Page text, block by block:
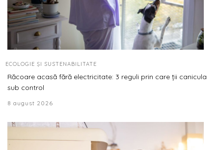
ECOLOGIE ȘI SUSTENABILITATE
Răcoare acasă fără electricitate: 3 reguli prin care ții canicula
sub control
8 august 2026